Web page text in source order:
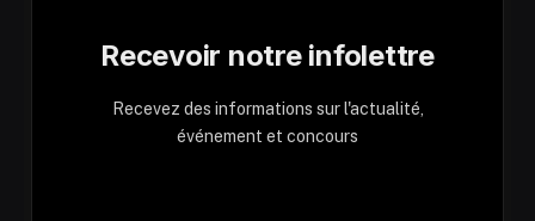
Recevoir notre infolettre
Recevez des informations sur l'actualité,
événement et concours